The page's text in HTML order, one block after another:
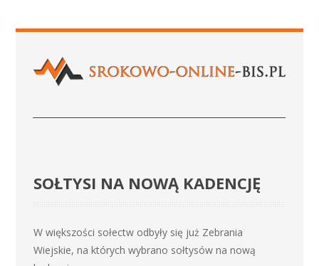
SOŁTYSI NA NOWĄ KADENCJĘ
W większości sołectw odbyły się już Zebrania
Wiejskie, na których wybrano sołtysów na nową